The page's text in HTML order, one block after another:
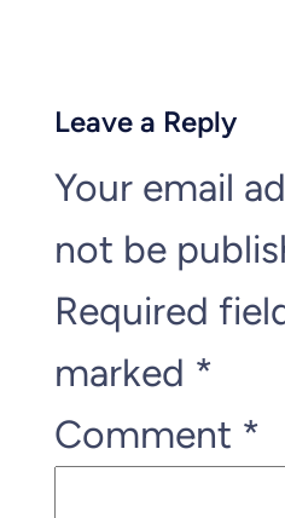
Leave a Reply
Your email
not be
Required
marked *
Comment *